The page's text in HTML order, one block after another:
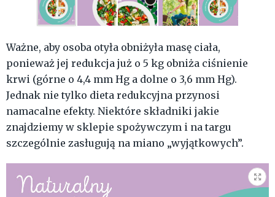
Ważne, aby osoba otyła obniżyła masę ciała,
ponieważ jej redukcja już o 5 kg obniża ciśnienie
krwi (górne o 4,4 mm Hg a dolne o 3,6 mm Hg).
Jednak nie tylko dieta redukcyjna przynosi
namacalne efekty. Niektóre składniki jakie
znajdziemy w sklepie spożywczym i na targu
szczególnie zasługują na miano „wyjątkowych”.